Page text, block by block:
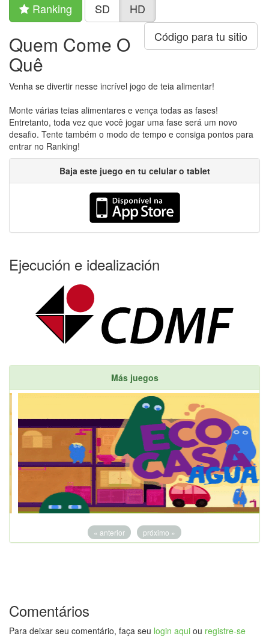
Ranking SD
HD
Código para tu sitio
Quem Come O
Quê
Venha se divertir nesse incrível jogo de teia alimentar!
Monte várias teias alimentares e vença todas as fases!
Entretanto, toda vez que você jogar uma fase será um novo
desafio. Tente também o modo de tempo e consiga pontos para
entrar no Ranking!
Baja este juego en tu celular o tablet
Ejecución e idealización
Más juegos
« anterior próximo »
Comentários
Para deixar seu comentário, faça seu login aqui ou registre-se